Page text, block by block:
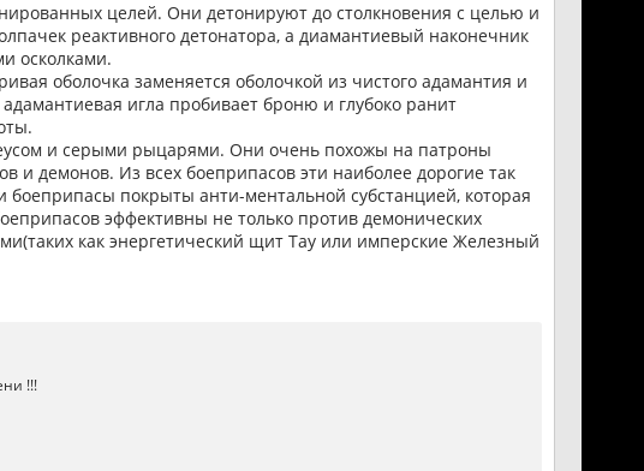
целей. Они детонируют до столкновения с целью и
реактивного детонатора, а диамантиевый наконечник
осколками.
оболочка заменяется оболочкой из чистого адамантия и
игла пробивает броню и глубоко ранит
и серыми рыцарями. Они очень похожы на патроны
и демонов. Из всех боеприпасов эти наиболее дорогие так
покрыты анти-ментальной субстанцией, которая
эффективны не только против демонических
как энергетический щит Тау или имперские Железный
!!!